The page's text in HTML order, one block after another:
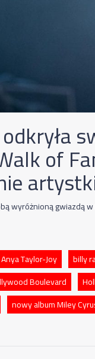
of
wyróżnioną gwiazdą
Anya Taylor-Joy billy
Boulevard
nowy album Miley